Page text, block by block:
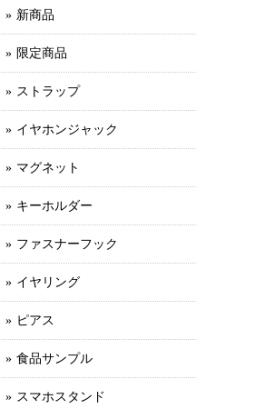
新商品
限定商品
ストラップ
イヤホンジャック
マグネット
キーホルダー
ファスナーフック
イヤリング
ピアス
食品サンプル
スマホスタンド